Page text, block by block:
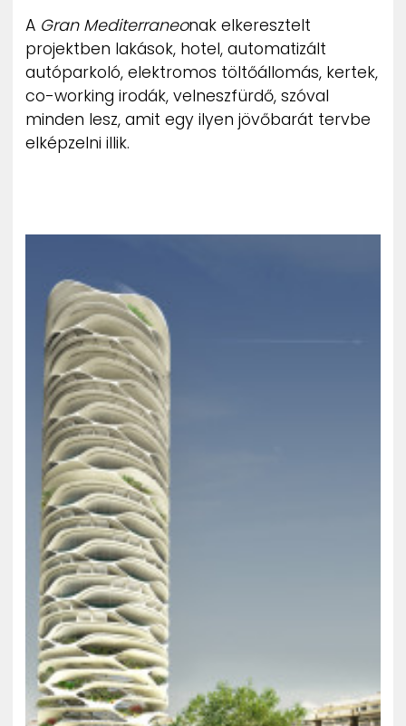
A Gran Mediterraneonak elkeresztelt
projektben lakások, hotel, automatizált
autóparkoló, elektromos töltőállomás, kertek,
co-working irodák, velneszfürdő, szóval
minden lesz, amit egy ilyen jövőbarát tervbe
elképzelni illik.